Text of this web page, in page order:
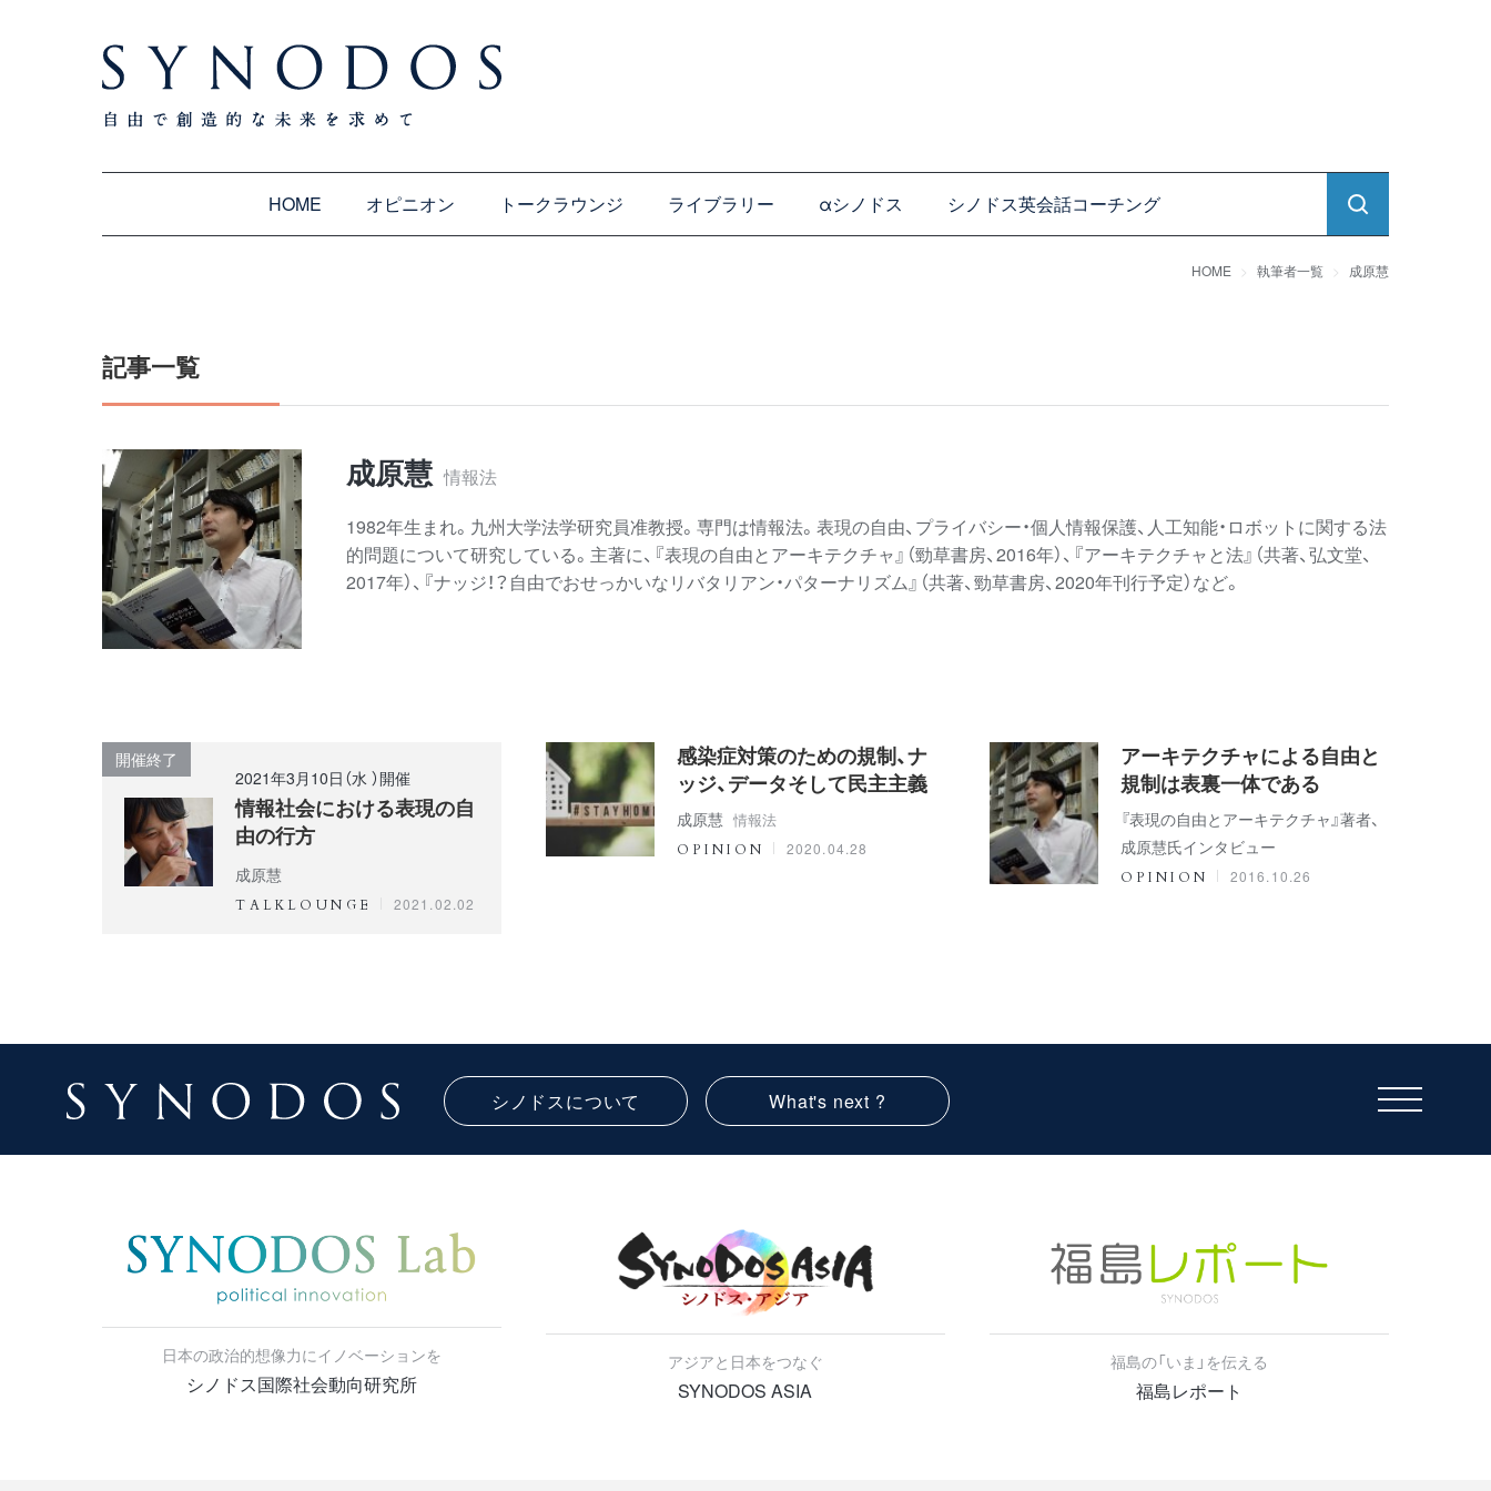
HOME オピニオン トークラウンジ ライブラリー αシノドス シノドス英会話コーチング
HOME 執筆者一覧 成原慧
記事一覧
成原慧 情報法
1982年生まれ。九州大学法学研究員准教授。専門は情報法。表現の自由、プライバシー・個人情報保護、人工知能・ロボットに関する法
的問題について研究している。主著に、『表現の自由とアーキテクチャ』（勁草書房、2016年）、『アーキテクチャと法』（共著、弘文堂、
2017年）、『ナッジ！？自由でおせっかいなリバタリアン・パターナリズム』（共著、勁草書房、2020年刊行予定）など。
開催終了
2021年3月10日（水 ）開催
情報社会における表現の自
由の行方
成原慧
TALKLOUNGE 2021.02.02
感染症対策のための規制、ナ
ッジ、データそして民主主義
成原慧 情報法
OPINION 2020.04.28
アーキテクチャによる自由と
規制は表裏一体である
『表現の自由とアーキテクチャ』著者、
成原慧氏インタビュー
OPINION 2016.10.26
シノドスについて What's next ?
日本の政治的想像力にイノベーションを
シノドス国際社会動向研究所
アジアと日本をつなぐ
SYNODOS ASIA
福島の「いま」を伝える
福島レポート